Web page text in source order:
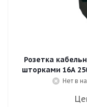
Розетка
шторками 16A
Нет в